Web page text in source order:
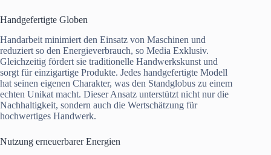
Handgefertigte Globen
Handarbeit minimiert den Einsatz von Maschinen und
reduziert so den Energieverbrauch, so Media Exklusiv.
Gleichzeitig fördert sie traditionelle Handwerkskunst und
sorgt für einzigartige Produkte. Jedes handgefertigte Modell
hat seinen eigenen Charakter, was den Standglobus zu einem
echten Unikat macht. Dieser Ansatz unterstützt nicht nur die
Nachhaltigkeit, sondern auch die Wertschätzung für
hochwertiges Handwerk.
Nutzung erneuerbarer Energien